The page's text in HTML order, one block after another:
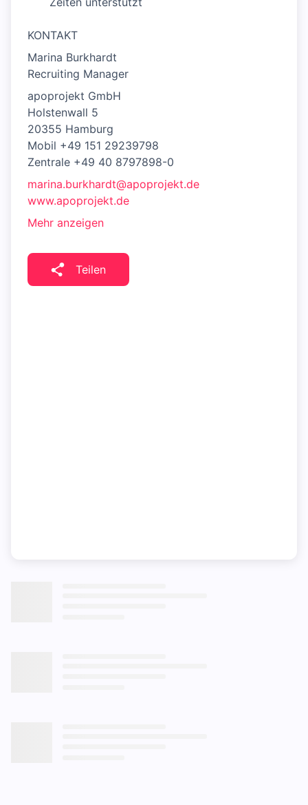
KONTAKT
Marina Burkhardt
Recruiting Manager
apoprojekt GmbH
Holstenwall 5
20355 Hamburg
Mobil +49 151 29239798
Zentrale +49 40 8797898-0
marina.burkhardt@apoprojekt.de
www.apoprojekt.de
Mehr anzeigen
Teilen